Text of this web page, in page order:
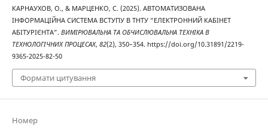
КАРНАУХОВ, О., & МАРЦЕНКО, С. (2025). АВТОМАТИЗОВАНА
ІНФОРМАЦІЙНА СИСТЕМА ВСТУПУ В ТНТУ “ЕЛЕКТРОННИЙ КАБІНЕТ
АБІТУРІЄНТА”. ВИМІРЮВАЛЬНА ТА ОБЧИСЛЮВАЛЬНА ТЕХНІКА В
ТЕХНОЛОГІЧНИХ ПРОЦЕСАХ, 82(2), 350–354. https://doi.org/10.31891/2219-
9365-2025-82-50
Формати цитування
Номер